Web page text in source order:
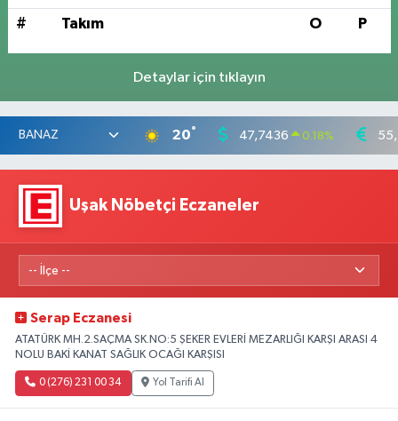
# Takım O P
Detaylar için tıklayın
20° 47,7436 0.18%
Uşak Nöbetçi Eczaneler
Serap Eczanesi
ATATÜRK MH.2.SAÇMA SK.NO:5 ŞEKER EVLERİ MEZARLIĞI KARŞI ARASI 4
NOLU BAKİ KANAT SAĞLIK OCAĞI KARŞISI
0 (276) 231 00 34 Yol Tarifi Al